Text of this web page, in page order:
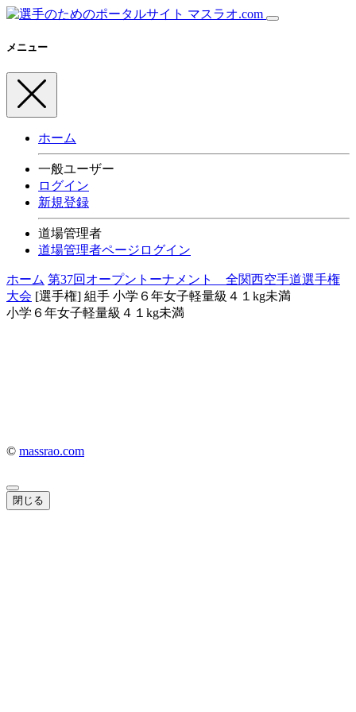
メニュー
ホーム
一般ユーザー
ログイン
新規登録
道場管理者
道場管理者ページログイン
ホーム 第37回オープントーナメント 全関西空手道選手権
大会 [選手権] 組手 小学６年女子軽量級４１kg未満
小学６年女子軽量級４１kg未満
© massrao.com
閉じる